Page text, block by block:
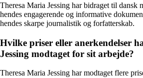
Theresa Maria Jessing har bidraget til dansk
hendes engagerende og informative
hendes skarpe journalistik og forfatterskab.
Hvilke priser eller anerkendelser
Jessing modtaget for sit arbejde?
Theresa Maria Jessing har modtaget flere